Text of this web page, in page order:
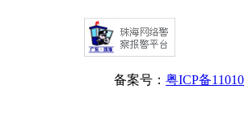
备案号： 粤ICP备